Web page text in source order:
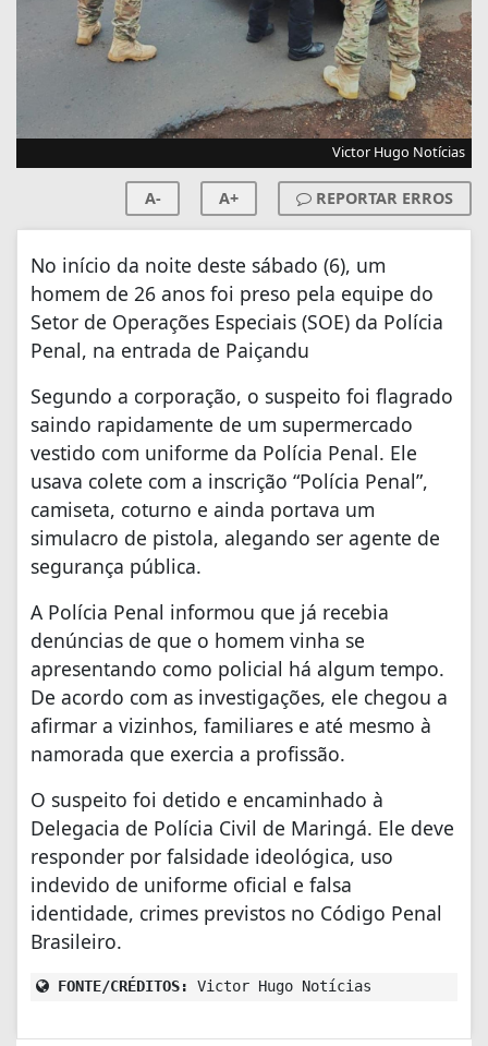
Victor Hugo Notícias
A- A+ REPORTAR ERROS
No início da noite deste sábado (6), um
homem de 26 anos foi preso pela equipe do
Setor de Operações Especiais (SOE) da Polícia
Penal, na entrada de Paiçandu
Segundo a corporação, o suspeito foi flagrado
saindo rapidamente de um supermercado
vestido com uniforme da Polícia Penal. Ele
usava colete com a inscrição “Polícia Penal”,
camiseta, coturno e ainda portava um
simulacro de pistola, alegando ser agente de
segurança pública.
A Polícia Penal informou que já recebia
denúncias de que o homem vinha se
apresentando como policial há algum tempo.
De acordo com as investigações, ele chegou a
afirmar a vizinhos, familiares e até mesmo à
namorada que exercia a profissão.
O suspeito foi detido e encaminhado à
Delegacia de Polícia Civil de Maringá. Ele deve
responder por falsidade ideológica, uso
indevido de uniforme oficial e falsa
identidade, crimes previstos no Código Penal
Brasileiro.
FONTE/CRÉDITOS: Victor Hugo Notícias